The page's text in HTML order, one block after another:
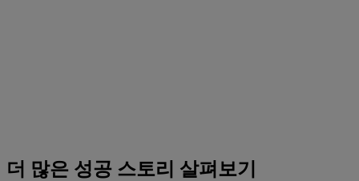
더 많은 성공 스토리 살펴보기